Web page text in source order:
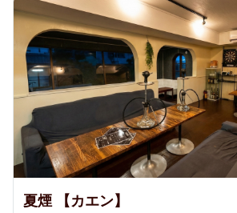
夏煙 【カエン】